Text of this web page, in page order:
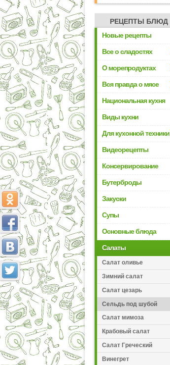
РЕЦЕПТЫ БЛЮД
Новые рецепты
Все о сладостях
О морепродуктах
Вся правда о мясе
Национальная кухня
Виды кухни
Для кухонной техники
Видеорецепты
Консервирование
Бутерброды
Закуски
Супы
Основные блюда
Салаты
Салат оливье
Зимний салат
Салат цезарь
Сельдь под шубой
Салат мимоза
Крабовый салат
Салат Греческий
Винегрет